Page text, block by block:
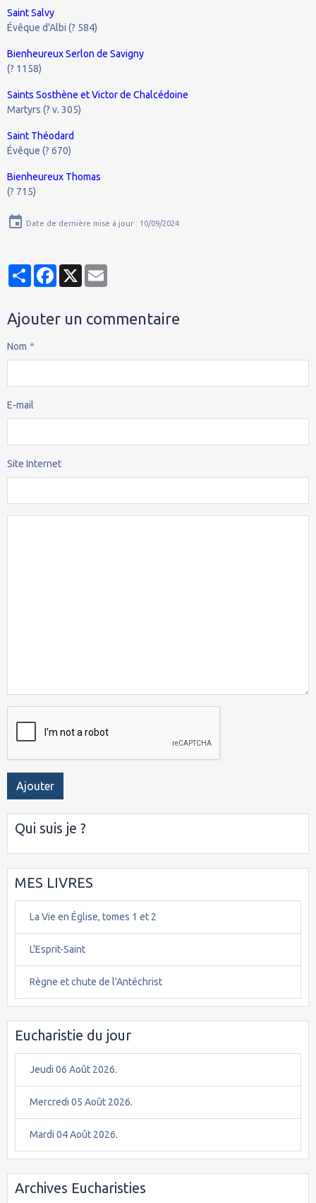
Saint Salvy
Évêque d'Albi (? 584)
Bienheureux Serlon de Savigny
(? 1158)
Saints Sosthène et Victor de Chalcédoine
Martyrs (? v. 305)
Saint Théodard
Évêque (? 670)
Bienheureux Thomas
(? 715)
Date de dernière mise à jour : 10/09/2024
PartagerFacebook
X
Ajouter un commentaire
Nom
E-mail
Site Internet
Ajouter
Qui suis je ?
MES LIVRES
La Vie en Église, tomes 1 et 2
L'Esprit-Saint
Règne et chute de l'Antéchrist
Eucharistie du jour
Jeudi 06 Août 2026.
Mercredi 05 Août 2026.
Mardi 04 Août 2026.
Archives Eucharisties